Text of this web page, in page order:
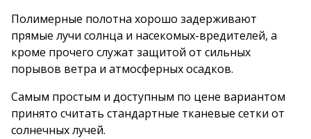
Полимерные полотна хорошо задерживают
прямые лучи солнца и насекомых-вредителей, а
кроме прочего служат защитой от сильных
порывов ветра и атмосферных осадков.
Самым простым и доступным по цене вариантом
принято считать стандартные тканевые сетки от
солнечных лучей.